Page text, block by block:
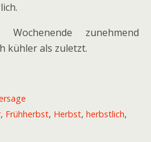
zunehmend
kühler als zuletzt.
, Frühherbst, Herbst, herbstlich,